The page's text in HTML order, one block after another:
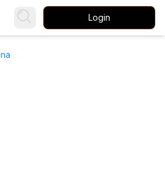
Login